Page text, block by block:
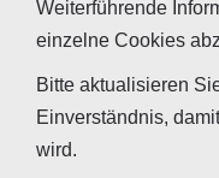
Weiterführende
einzelne Cookies
Bitte aktualisieren
Einverständnis,
wird.